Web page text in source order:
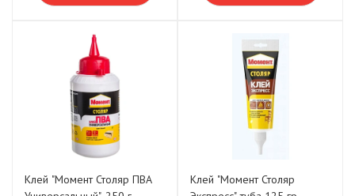
Клей "Момент Столяр ПВА
Клей "Момент Столяр